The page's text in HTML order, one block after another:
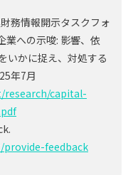
務情報開示タスクフォ
業への示唆: 影響、依
いかに捉え、対処する
年7月
capital-
feedback